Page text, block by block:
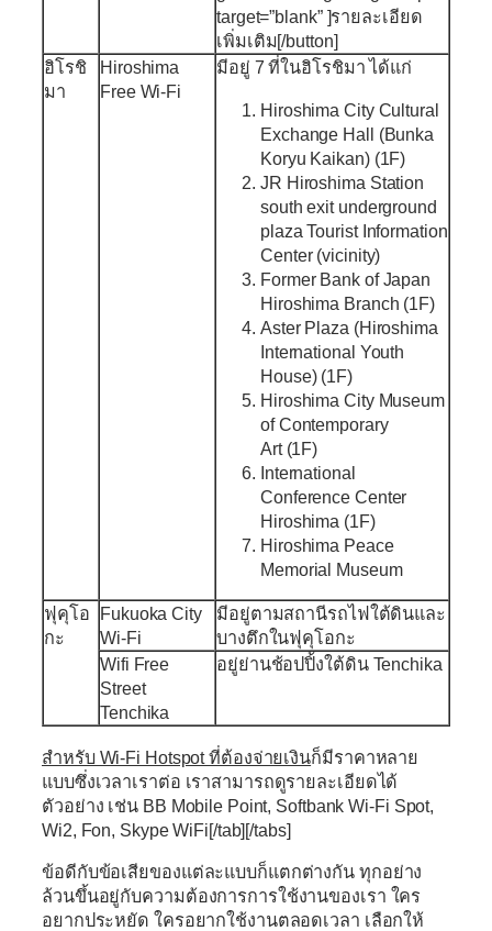
target=”blank” ]รายละเอียด
เพิ่มเติม[/button]
ฮิโรชิ
มา
Hiroshima
Free Wi-Fi
มีอยู่ 7 ที่ในฮิโรชิมา ได้แก่
Hiroshima City Cultural
Exchange Hall (Bunka
Koryu Kaikan) (1F)
JR Hiroshima Station
south exit underground
plaza Tourist Information
Center (vicinity)
Former Bank of Japan
Hiroshima Branch (1F)
Aster Plaza (Hiroshima
International Youth
House) (1F)
Hiroshima City Museum
of Contemporary
Art (1F)
International
Conference Center
Hiroshima (1F)
Hiroshima Peace
Memorial Museum
ฟุคุโอ
กะ
Fukuoka City
Wi-Fi
มีอยู่ตามสถานีรถไฟใต้ดินและ
บางตึกในฟุคุโอกะ
Wifi Free
Street
Tenchika
อยู่ย่านช้อปปิ้งใต้ดิน Tenchika
สำหรับ Wi-Fi Hotspot ที่ต้องจ่ายเงินก็มีราคาหลาย
แบบซึ่งเวลาเราต่อ เราสามารถดูรายละเอียดได้
ตัวอย่าง เช่น BB Mobile Point, Softbank Wi-Fi Spot,
Wi2, Fon, Skype WiFi[/tab][/tabs]
ข้อดีกับข้อเสียของแต่ละแบบก็แตกต่างกัน ทุกอย่าง
ล้วนขึ้นอยู่กับความต้องการการใช้งานของเรา ใคร
อยากประหยัด ใครอยากใช้งานตลอดเวลา เลือกให้